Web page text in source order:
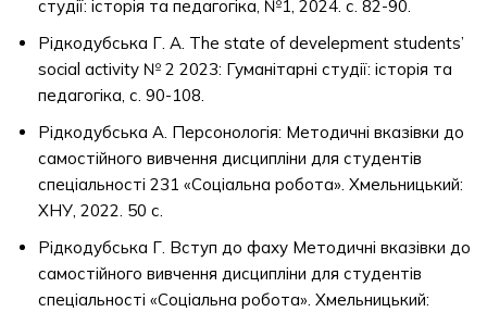
студії: історія та педагогіка, №1, 2024. с. 82-90.
Рідкодубська Г. А. The state of develepment students’
social activity № 2 2023: Гуманітарні студії: історія та
педагогіка, с. 90-108.
Рідкодубська А. Персонологія: Методичні вказівки до
самостійного вивчення дисципліни для студентів
спеціальності 231 «Соціальна робота». Хмельницький:
ХНУ, 2022. 50 с.
Рідкодубська Г. Вступ до фаху Методичні вказівки до
самостійного вивчення дисципліни для студентів
спеціальності «Соціальна робота». Хмельницький: